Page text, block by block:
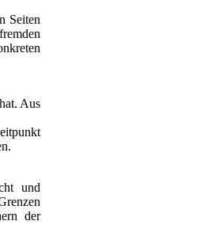
Seiten
Aus
und
der